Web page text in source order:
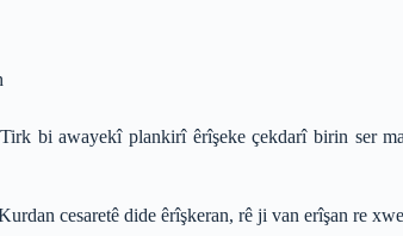
bi awayekî plankirî êrîşeke çekdarî birin ser
cesaretê dide êrîşkeran, rê ji van erîşan re